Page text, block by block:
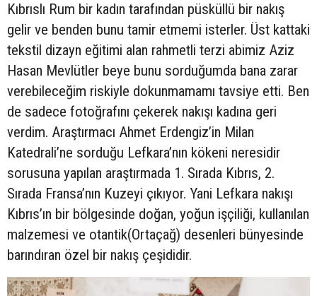
Kıbrıslı Rum bir kadın tarafından püsküllü bir nakış
gelir ve benden bunu tamir etmemi isterler. Üst kattaki
tekstil dizayn eğitimi alan rahmetli terzi abimiz Aziz
Hasan Mevlütler beye bunu sorduğumda bana zarar
verebileceğim riskiyle dokunmamamı tavsiye etti. Ben
de sadece fotoğrafını çekerek nakışı kadına geri
verdim. Araştırmacı Ahmet Erdengiz’in Milan
Katedrali’ne sorduğu Lefkara’nın kökeni neresidir
sorusuna yapılan araştırmada 1. Sırada Kıbrıs, 2.
Sırada Fransa’nın Kuzeyi çıkıyor. Yani Lefkara nakışı
Kıbrıs’ın bir bölgesinde doğan, yoğun işçiliği, kullanılan
malzemesi ve otantik(Ortaçağ) desenleri bünyesinde
barındıran özel bir nakış çeşididir.